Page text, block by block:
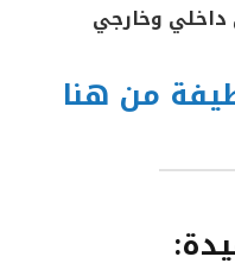
وخارجي
من هنا